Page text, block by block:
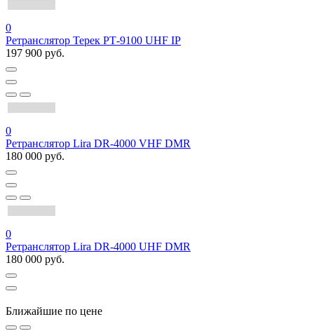
0
Ретранслятор Терек РТ-9100 UHF IP
197 900 руб.
0
Ретранслятор Lira DR-4000 VHF DMR
180 000 руб.
0
Ретранслятор Lira DR-4000 UHF DMR
180 000 руб.
Ближайшие по цене